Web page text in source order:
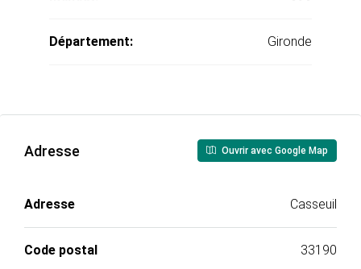
Département: Gironde
Adresse Ouvrir avec Google Map
Adresse Casseuil
Code postal 33190